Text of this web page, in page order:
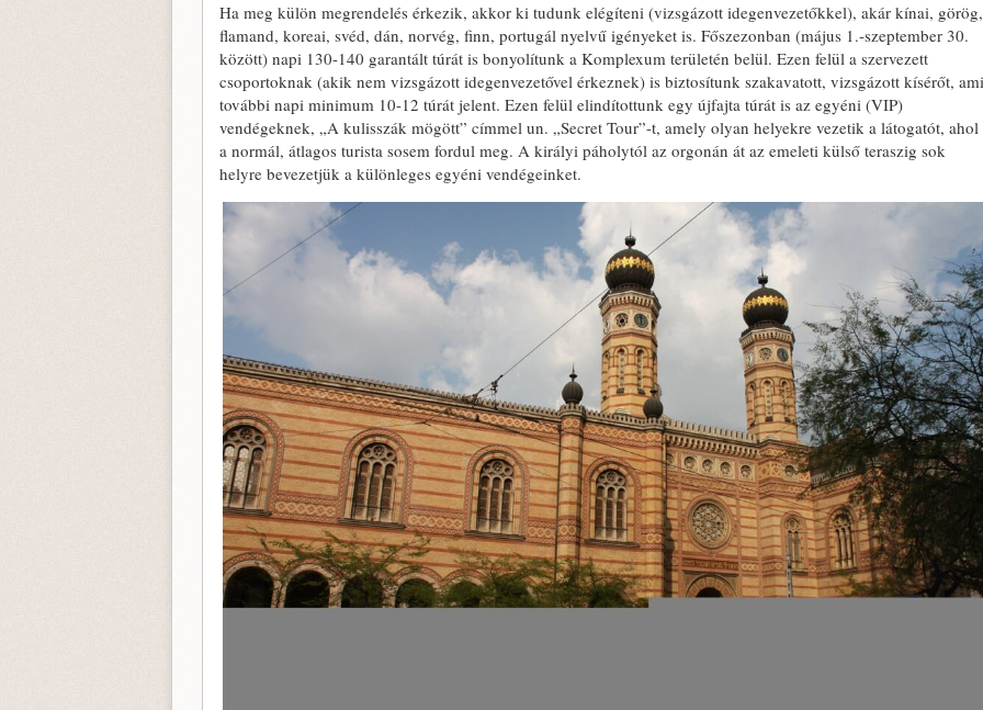
Ha meg külön megrendelés érkezik, akkor ki tudunk elégíteni (vizsgázott idegenvezetőkkel), akár kínai, görög,
flamand, koreai, svéd, dán, norvég, finn, portugál nyelvű igényeket is. Főszezonban (május 1.-szeptember 30.
között) napi 130-140 garantált túrát is bonyolítunk a Komplexum területén belül. Ezen felül a szervezett
csoportoknak (akik nem vizsgázott idegenvezetővel érkeznek) is biztosítunk szakavatott, vizsgázott kísérőt, ami
további napi minimum 10-12 túrát jelent. Ezen felül elindítottunk egy újfajta túrát is az egyéni (VIP)
vendégeknek, „A kulisszák mögött” címmel un. „Secret Tour”-t, amely olyan helyekre vezetik a látogatót, ahol
a normál, átlagos turista sosem fordul meg. A királyi páholytól az orgonán át az emeleti külső teraszig sok
helyre bevezetjük a különleges egyéni vendégeinket.